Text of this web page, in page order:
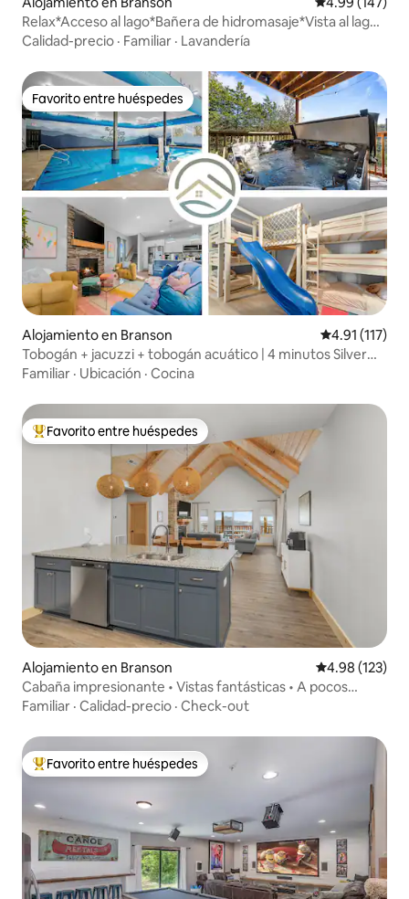
Relax*Acceso al lago*Bañera de hidromasaje*Vista al lago
al atardecer*Xbox
Calidad-precio · Familiar · Lavandería
Favorito entre huéspedes
Favorito entre huéspedes
Alojamiento en Branson Calificación
4.91 (117)
Tobogán + jacuzzi + tobogán acuático | 4 minutos Silver
Dollar
Familiar · Ubicación · Cocina
Favorito entre huéspedes preferido
Favorito entre huéspedes
Alojamiento en Branson Calificación
4.98 (123)
Cabaña impresionante • Vistas fantásticas • A pocos
minutos de San Diego County
Familiar · Calidad-precio · Check-out
Favorito entre huéspedes preferido
Favorito entre huéspedes